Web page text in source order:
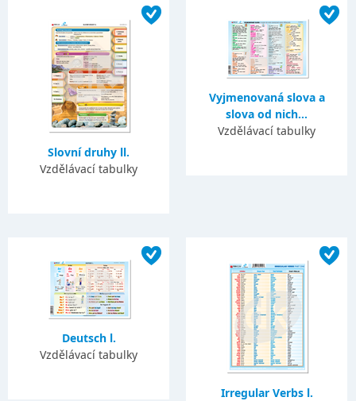
Slovní druhy ll.
Vzdělávací tabulky
Vyjmenovaná slova a
slova od nich...
Vzdělávací tabulky
Deutsch l.
Vzdělávací tabulky
Irregular Verbs l.